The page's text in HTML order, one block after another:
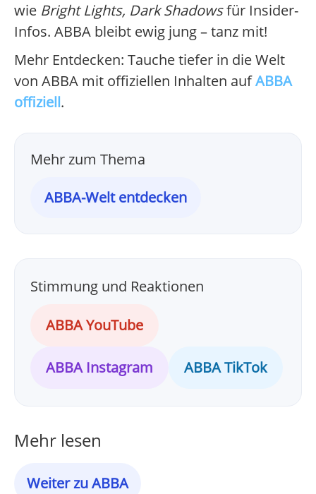
wie Bright Lights, Dark Shadowsfür Insider-
Infos. ABBA bleibt ewig jung – tanz mit!
Mehr Entdecken: Tauche tiefer in die Welt
von ABBA mit offiziellen Inhalten aufABBA
offiziell.
Mehr zum Thema
ABBA-Welt entdecken
Stimmung und Reaktionen
ABBA YouTube
ABBA Instagram ABBA TikTok
Mehr lesen
Weiter zu ABBA